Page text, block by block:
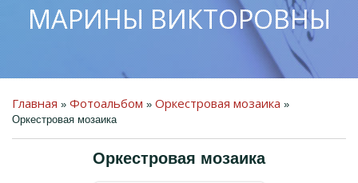
МАРИНЫ ВИКТОРОВНЫ
Главная » Фотоальбом » Оркестровая мозаика »
Оркестровая мозаика
Оркестровая мозаика